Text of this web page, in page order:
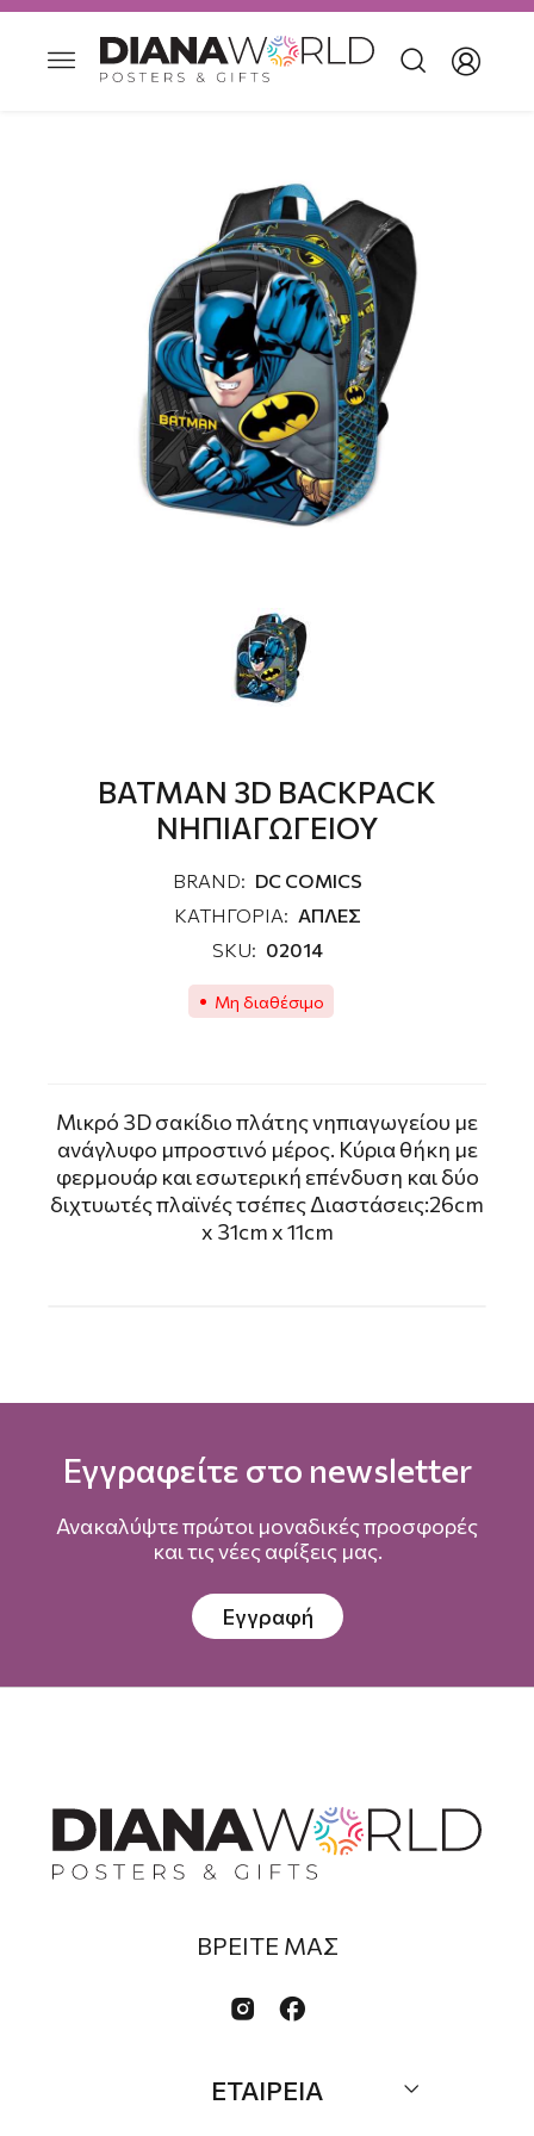
BATMAN 3D BACKPACK
NΗΠΙΑΓΩΓΕΙΟΥ
BRAND: DC COMICS
ΚΑΤΗΓΟΡΙΑ: ΑΠΛΕΣ
SKU: 02014
Μη διαθέσιμο
Μικρό 3D σακίδιο πλάτης νηπιαγωγείου με
ανάγλυφο μπροστινό μέρος. Κύρια θήκη με
φερμουάρ και εσωτερική επένδυση και δύο
διχτυωτές πλαϊνές τσέπες Διαστάσεις:26cm
x 31cm x 11cm
Εγγραφείτε στο newsletter
Ανακαλύψτε πρώτοι μοναδικές προσφορές
και τις νέες αφίξεις μας.
Εγγραφή
ΒΡΕΙΤΕ ΜΑΣ
 
ΕΤΑΙΡΕΙΑ